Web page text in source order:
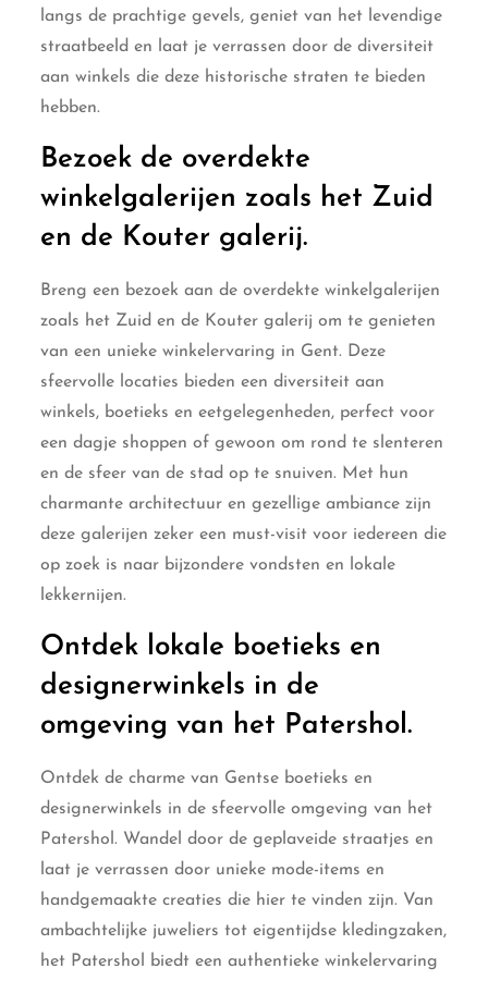
langs de prachtige gevels, geniet van het levendige
straatbeeld en laat je verrassen door de diversiteit
aan winkels die deze historische straten te bieden
hebben.
Bezoek de overdekte
winkelgalerijen zoals het Zuid
en de Kouter galerij.
Breng een bezoek aan de overdekte winkelgalerijen
zoals het Zuid en de Kouter galerij om te genieten
van een unieke winkelervaring in Gent. Deze
sfeervolle locaties bieden een diversiteit aan
winkels, boetieks en eetgelegenheden, perfect voor
een dagje shoppen of gewoon om rond te slenteren
en de sfeer van de stad op te snuiven. Met hun
charmante architectuur en gezellige ambiance zijn
deze galerijen zeker een must-visit voor iedereen die
op zoek is naar bijzondere vondsten en lokale
lekkernijen.
Ontdek lokale boetieks en
designerwinkels in de
omgeving van het Patershol.
Ontdek de charme van Gentse boetieks en
designerwinkels in de sfeervolle omgeving van het
Patershol. Wandel door de geplaveide straatjes en
laat je verrassen door unieke mode-items en
handgemaakte creaties die hier te vinden zijn. Van
ambachtelijke juweliers tot eigentijdse kledingzaken,
het Patershol biedt een authentieke winkelervaring